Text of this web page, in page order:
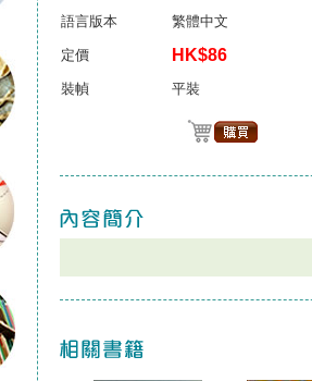
語言版本
繁體中文
定價 HK$86
裝幀 平裝